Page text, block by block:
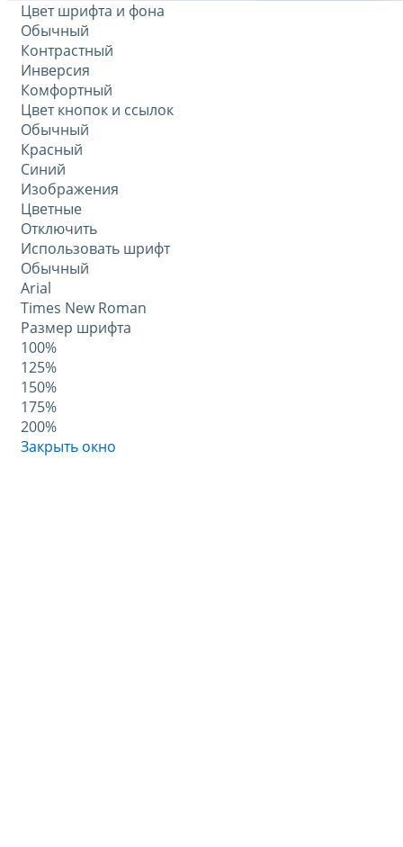
Цвет шрифта и фона
Обычный
Контрастный
Инверсия
Комфортный
Цвет кнопок и ссылок
Обычный
Красный
Синий
Изображения
Цветные
Отключить
Использовать шрифт
Обычный
Arial
Times New Roman
Размер шрифта
100%
125%
150%
175%
200%
Закрыть окно